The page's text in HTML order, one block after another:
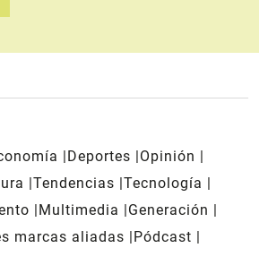
Deportes
Opinión
Tendencias Tecnología
Multimedia
Generación
marcas aliadas
Pódcast